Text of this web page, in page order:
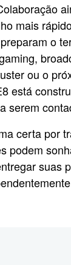
mais
o
ou o
está
serem
certa por
podem
suas